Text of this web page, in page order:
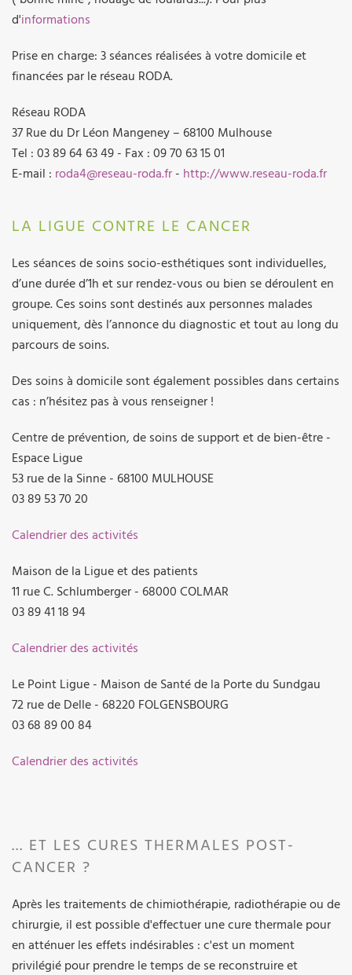
d'informations
Prise en charge: 3 séances réalisées à votre domicile et
financées par le réseau RODA.
Réseau RODA
37 Rue du Dr Léon Mangeney – 68100 Mulhouse
Tel : 03 89 64 63 49 - Fax : 09 70 63 15 01
E-mail : roda4@reseau-roda.fr - http://www.reseau-roda.fr
LA LIGUE CONTRE LE CANCER
Les séances de soins socio-esthétiques sont individuelles,
d’une durée d’1h et sur rendez-vous ou bien se déroulent en
groupe. Ces soins sont destinés aux personnes malades
uniquement, dès l’annonce du diagnostic et tout au long du
parcours de soins.
Des soins à domicile sont également possibles dans certains
cas : n’hésitez pas à vous renseigner !
Centre de prévention, de soins de support et de bien-être -
Espace Ligue
53 rue de la Sinne - 68100 MULHOUSE
03 89 53 70 20
Calendrier des activités
Maison de la Ligue et des patients
11 rue C. Schlumberger - 68000 COLMAR
03 89 41 18 94
Calendrier des activités
Le Point Ligue - Maison de Santé de la Porte du Sundgau
72 rue de Delle - 68220 FOLGENSBOURG
03 68 89 00 84
Calendrier des activités
... ET LES CURES THERMALES POST-
CANCER ?
Après les traitements de chimiothérapie, radiothérapie ou de
chirurgie, il est possible d'effectuer une cure thermale pour
en atténuer les effets indésirables : c'est un moment
privilégié pour prendre le temps de se reconstruire et